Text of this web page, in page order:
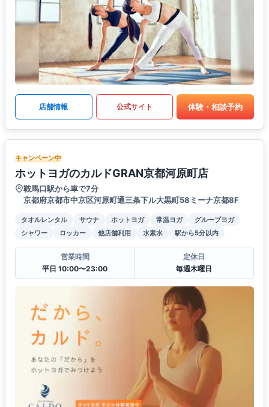
店舗情報 公式サイト 体験・相談予約
キャンペーン中
ホットヨガのカルドGRAN京都河原町店
鞍馬口駅から車で7分
京都府京都市中京区河原町通三条下ル大黒町58ミーナ京都8F
タオルレンタル サウナ ホットヨガ 常温ヨガ
グループヨガ
シャワー
ロッカー 他店舗利用 水素水 駅から5分以内
営業時間
平日 10:00〜23:00
定休日
毎週木曜日